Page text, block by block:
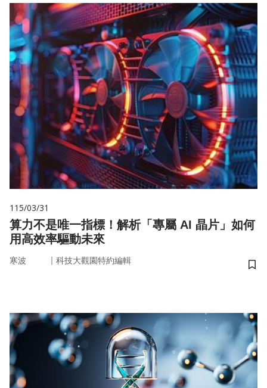
115/03/31
算力不是唯一指標！解析「專屬 AI 晶片」如何
用高效率驅動未來
寒波 ｜ 科技大觀園特約編輯
儲